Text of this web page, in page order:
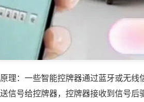
理：一些智能控牌器通过蓝牙或无
信号给控牌器，控牌器接收到信号